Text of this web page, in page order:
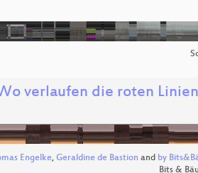
verlaufen die roten
Engelke, Geraldine de Bastion and by
Bits &